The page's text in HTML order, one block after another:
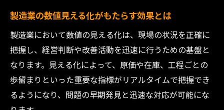
製造業の数値見える化がもたらす効果とは
製造業において数値の見える化は、現場の状況を正確に
把握し、経営判断や改善活動を迅速に行うための基盤と
なります。見える化によって、原価や在庫、工程ごとの
歩留まりといった重要な指標がリアルタイムで把握でき
るようになり、問題の早期発見と迅速な対応が可能にな